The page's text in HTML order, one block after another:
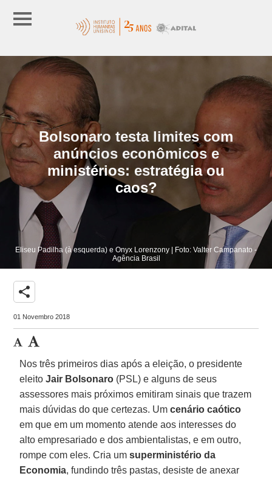
Bolsonaro testa limites com
anúncios econômicos e
ministérios: estratégia ou
caos?
Eliseu Padilha (à esquerda) e Onyx Lorenzony | Foto: Valter Campanato -
Agência Brasil
share
01 Novembro 2018
Nos três primeiros dias após a eleição, o presidente
eleitoJair Bolsonaro (PSL) e alguns de seus
assessores mais próximos emitiram sinais que trazem
mais dúvidas do que certezas. Umcenário caótico
em que em um momento atende aos interesses do
alto empresariado e dos ambientalistas, e em outro,
rompe com eles. Cria umsuperministério da
Economia, fundindo três pastas, desiste de anexar